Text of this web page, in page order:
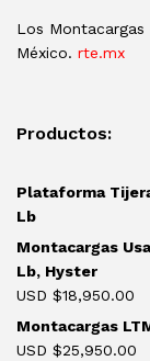
Los Montacargas
México. rte.mx
Productos:
Plataforma
Lb
Montacargas
Lb, Hyster
USD $18,950.00
Montacargas
USD $25,950.00